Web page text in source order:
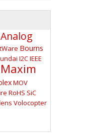
Analog
Bourns
I2CIEEE
Maxim
MOV
RoHS SiC
Volocopter